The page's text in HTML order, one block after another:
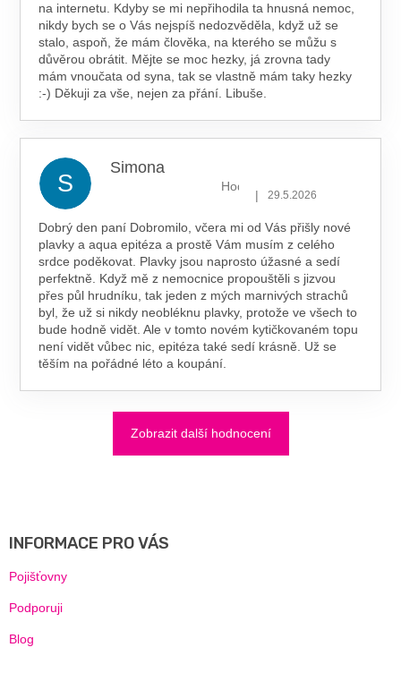
na internetu. Kdyby se mi nepřihodila ta hnusná nemoc,
nikdy bych se o Vás nejspíš nedozvěděla, když už se
stalo, aspoň, že mám člověka, na kterého se můžu s
důvěrou obrátit. Mějte se moc hezky, já zrovna tady
mám vnoučata od syna, tak se vlastně mám taky hezky
:-) Děkuji za vše, nejen za přání. Libuše.
S
Simona
Hodnocení obchodu je 5 z 5
| 29.5.2026
Dobrý den paní Dobromilo, včera mi od Vás přišly nové
plavky a aqua epitéza a prostě Vám musím z celého
srdce poděkovat. Plavky jsou naprosto úžasné a sedí
perfektně. Když mě z nemocnice propouštěli s jizvou
přes půl hrudníku, tak jeden z mých marnivých strachů
byl, že už si nikdy neobléknu plavky, protože ve všech to
bude hodně vidět. Ale v tomto novém kytičkovaném topu
není vidět vůbec nic, epitéza také sedí krásně. Už se
těším na pořádné léto a koupání.
Zobrazit další hodnocení
INFORMACE PRO VÁS
Pojišťovny
Podporuji
Blog